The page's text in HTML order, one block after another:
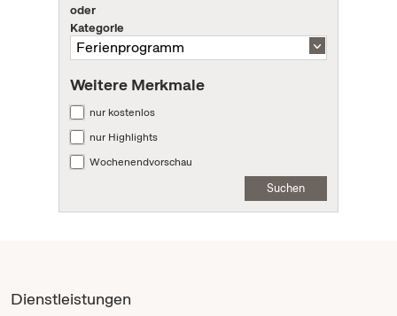
oder
Kategorie
Weitere Merkmale
nur kostenlos
nur Highlights
Wochenendvorschau
Suchen
Dienstleistungen